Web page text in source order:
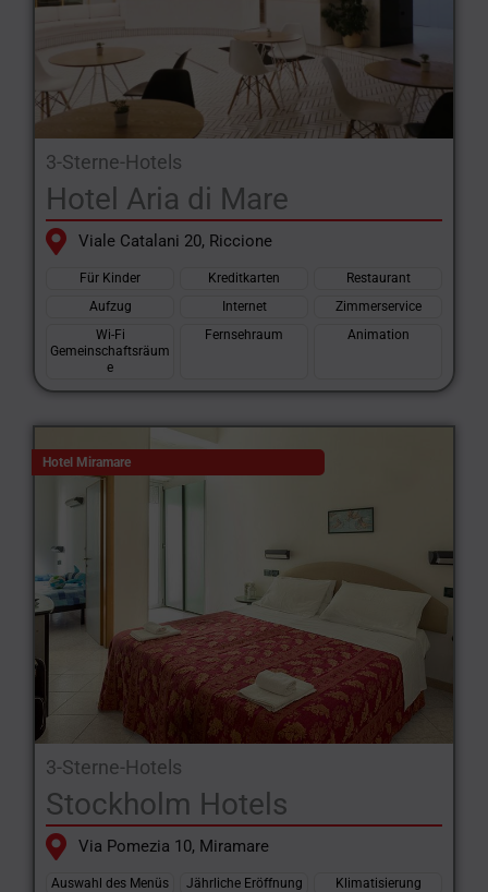
3-Sterne-Hotels
Hotel Aria di Mare
Viale Catalani 20, Riccione
Für Kinder Kreditkarten
Restaurant
Aufzug
Internet
Zimmerservice
Wi-Fi
Gemeinschaftsräum
e
Fernsehraum Animation
Hotel Miramare
3-Sterne-Hotels
Stockholm Hotels
Via Pomezia 10, Miramare
Auswahl des Menüs Jährliche Eröffnung
Klimatisierung